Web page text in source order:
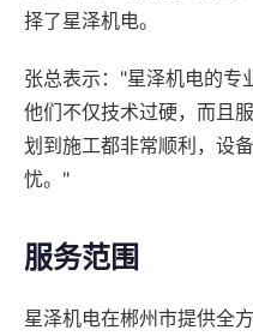
择了星泽机电。
张总表示："星泽机电的专
他们不仅技术过硬，而且
划到施工都非常顺利，设
忧。"
服务范围
星泽机电在郴州市提供全